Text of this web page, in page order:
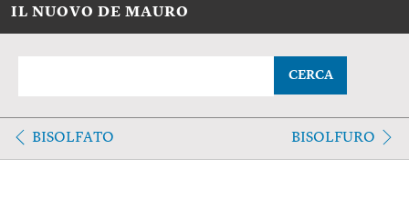
IL NUOVO DE MAURO
CERCA
BISOLFATO BISOLFURO